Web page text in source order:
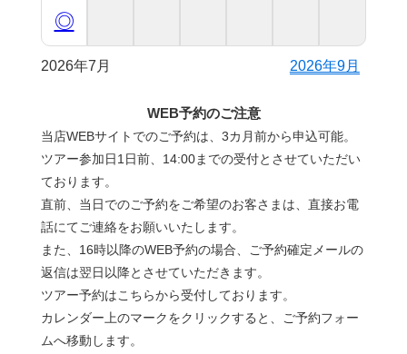
WEB予約のご注意
当店WEBサイトでのご予約は、3カ月前から申込可能。
ツアー参加日1日前、14:00までの受付とさせていただい
ております。
直前、当日でのご予約をご希望のお客さまは、直接お電
話にてご連絡をお願いいたします。
また、16時以降のWEB予約の場合、ご予約確定メールの
返信は翌日以降とさせていただきます。
ツアー予約はこちらから受付しております。
カレンダー上のマークをクリックすると、ご予約フォー
ムへ移動します。
◎
2026年7月 2026年9月